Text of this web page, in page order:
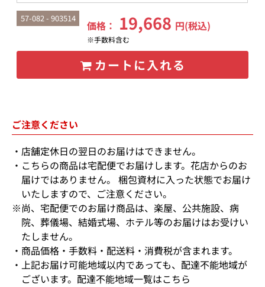
57-082 - 903514
価格： 19,668 円(税込)
※手数料含む
カートに入れる
ご注意ください
店舗定休日の翌日のお届けはできません。
こちらの商品は宅配便でお届けします。花店からのお
届けではありません。 梱包資材に入った状態でお届け
いたしますので、ご注意ください。
※尚、宅配便でのお届け商品は、楽屋、公共施設、病
院、葬儀場、結婚式場、ホテル等のお届けはお受けい
たしません。
商品価格・手数料・配送料・消費税が含まれます。
上記お届け可能地域以内であっても、配達不能地域が
ございます。 配達不能地域一覧はこちら